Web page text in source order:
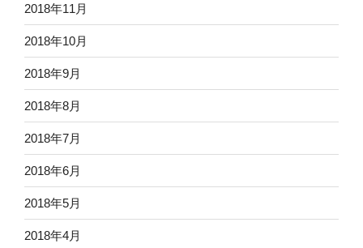
2018年11月
2018年10月
2018年9月
2018年8月
2018年7月
2018年6月
2018年5月
2018年4月